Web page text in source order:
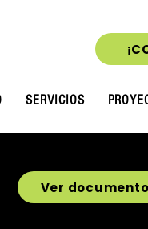
SERVICIOS
Ver documento